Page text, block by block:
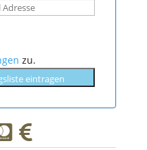
zu.
eintragen
